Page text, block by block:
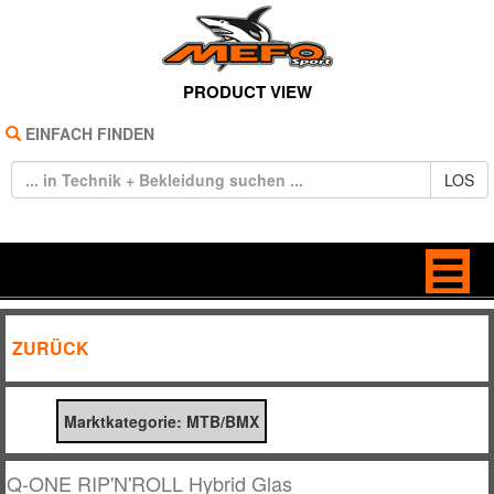
PRODUCT VIEW
EINFACH FINDEN
LOS
HOME
REIFEN
TECHNIK
BEKLEIDUNG
BAGS
BRILLEN
FREIZEIT
HANDSCHUHE
ZURÜCK
Marktkategorie: MTB/BMX
Q-ONE RIP'N'ROLL Hybrid Glas